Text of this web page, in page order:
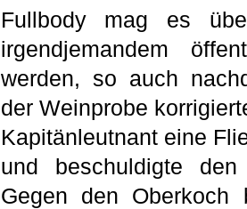
Fullbody mag es
irgendjemandem
werden, so auch
der Weinprobe
Kapitänleutnant eine
und beschuldigte
Gegen den Oberkoch